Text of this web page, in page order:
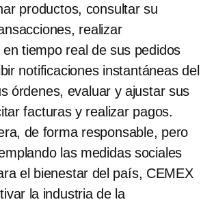
productos, consultar su
realizar
tiempo real de sus pedidos
notificaciones instantáneas del
órdenes, evaluar y ajustar sus
facturas y realizar pagos.
de forma responsable, pero
las medidas sociales
el bienestar del país, CEMEX
la industria de la